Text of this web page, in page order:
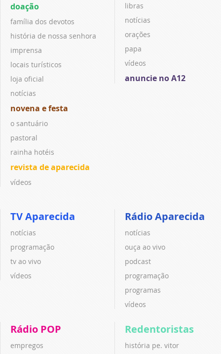
doação
família dos devotos
história de nossa senhora
imprensa
locais turísticos
loja oficial
notícias
novena e festa
o santuário
pastoral
rainha hotéis
revista de aparecida
vídeos
libras
notícias
orações
papa
vídeos
anuncie no A12
TV Aparecida
notícias
programação
tv ao vivo
vídeos
Rádio Aparecida
notícias
ouça ao vivo
podcast
programação
programas
vídeos
Rádio POP
empregos
Redentoristas
história pe. vitor